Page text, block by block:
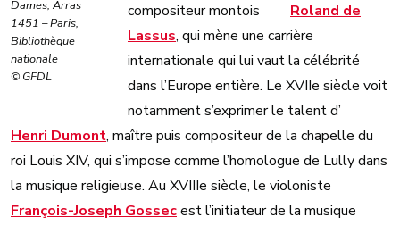
Dames, Arras
1451 – Paris,
Bibliothèque
nationale
© GFDL
compositeur montois
Roland de
Lassus, qui mène une carrière
internationale qui lui vaut la célébrité
dans l’Europe entière. Le XVIIe siècle voit
notamment s’exprimer le talent d’
Henri Dumont, maître puis compositeur de la chapelle du
roi Louis XIV, qui s’impose comme l’homologue de Lully dans
la musique religieuse. Au XVIIIe siècle, le violoniste
François-Joseph Gossecest l’initiateur de la musique